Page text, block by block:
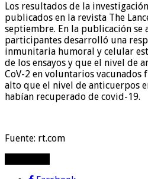
Los resultados de la
publicados en la revista The
septiembre. En la publicación se
participantes desarrolló una
inmunitaria humoral y celular
de los ensayos y que el nivel de
CoV-2 en voluntarios vacunados
alto que el nivel de anticuerpos
habían recuperado de covid-19.
Fuente: rt.com